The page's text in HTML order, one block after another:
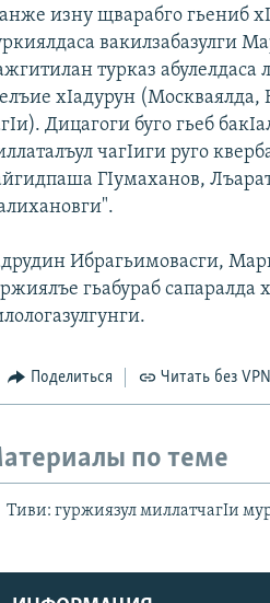
изну щварабго гьениб
вакилзабазулги
турказ абулелдаса
хIадурун (Москваялда,
Дицагоги буго гьеб
чагIиги руго
ГIумаханов,
Ибрагьимовасги,
гьабураб сапаралда
Поделиться Читать без VPN
по теме
Тиви: гуржиязул миллатчагIи